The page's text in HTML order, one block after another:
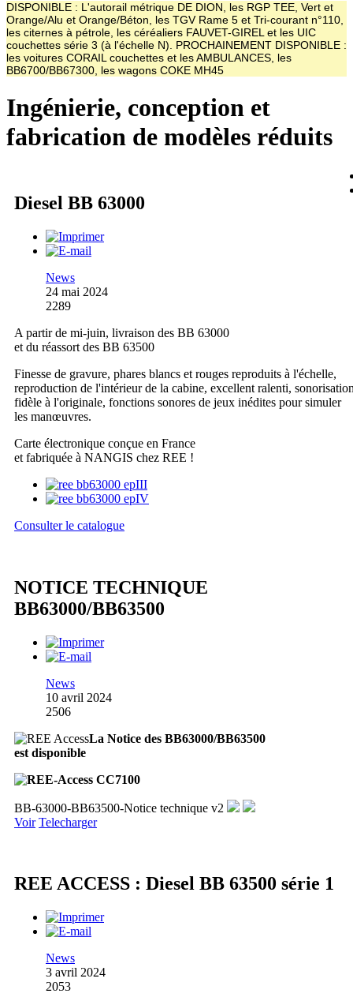
DISPONIBLE : L'autorail métrique DE DION, les RGP TEE, Vert et
Orange/Alu et Orange/Béton, les TGV Rame 5 et Tri-courant n°110,
les citernes à pétrole, les céréaliers FAUVET-GIREL et les UIC
couchettes série 3 (à l'échelle N). PROCHAINEMENT DISPONIBLE :
les voitures CORAIL couchettes et les AMBULANCES, les
BB6700/BB67300, les wagons COKE MH45
Ingénierie, conception et
fabrication de modèles réduits
Diesel BB 63000
News
24 mai 2024
2289
A partir de mi-juin, livraison des BB 63000
et du réassort des BB 63500
Finesse de gravure, phares blancs et rouges reproduits à l'échelle,
reproduction de l'intérieur de la cabine, excellent ralenti,
fidèle à l'originale, fonctions sonores de jeux inédites pour simuler
les manœuvres.
Carte électronique conçue en France
et fabriquée à NANGIS chez REE !
Consulter le catalogue
NOTICE TECHNIQUE
BB63000/BB63500
News
10 avril 2024
2506
La Notice des BB63000/BB63500
est disponible
BB-63000-BB63500-Notice technique v2
Voir Telecharger
REE ACCESS : Diesel BB 63500 série 1
News
3 avril 2024
2053